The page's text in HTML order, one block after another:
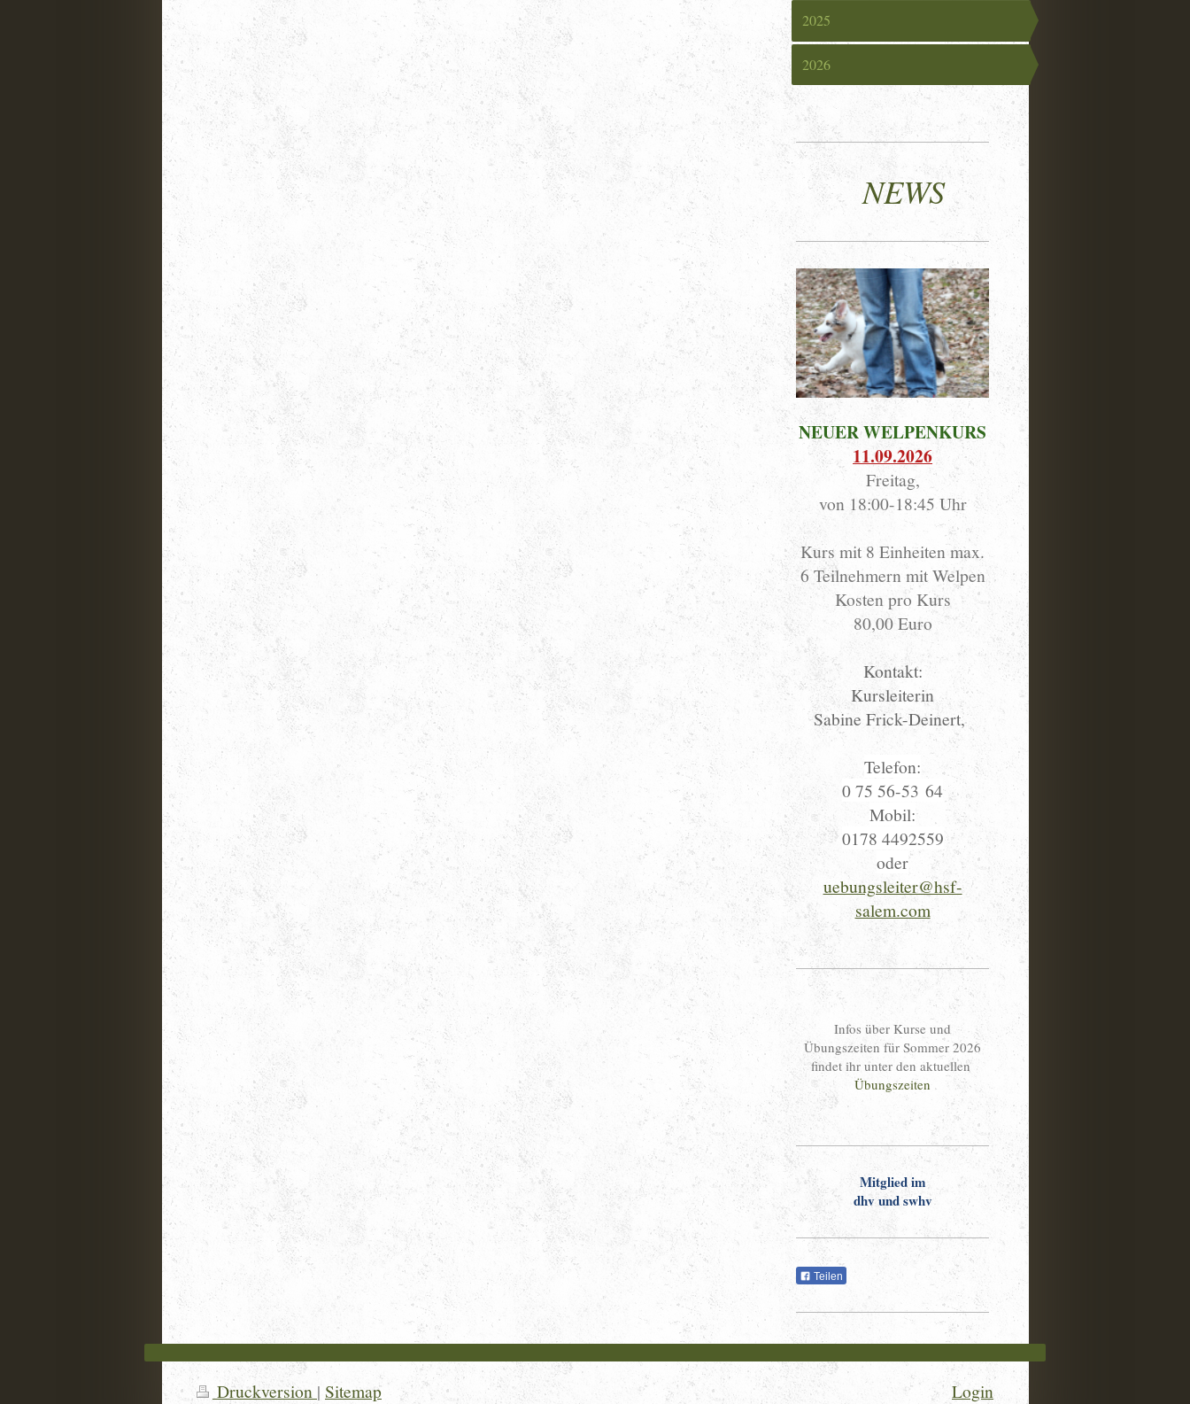
2025
2026
NEWS
NEUER WELPENKURS
11.09.2026
Freitag,
von 18:00-18:45 Uhr
Kurs mit 8 Einheiten max.
6 Teilnehmern mit Welpen
Kosten pro Kurs
80,00 Euro
Kontakt:
Kursleiterin
Sabine Frick-Deinert,
Telefon:
0 75 56-53 64
Mobil:
0178 4492559
oder
uebungsleiter@hsf-
salem.com
Infos über Kurse und
Übungszeiten für Sommer 2026
findet ihr unter den aktuellen
Übungszeiten
Mitglied im
dhv und swhv
Teilen
Druckversion | Sitemap
Login